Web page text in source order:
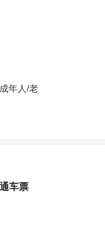
年人/老
车票